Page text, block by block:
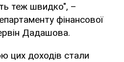
теж швидко", –
фінансової
Дадашова.
цих доходів стали